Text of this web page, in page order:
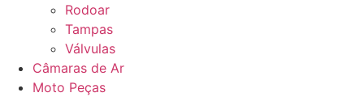
Rodoar
Tampas
Válvulas
Câmaras de Ar
Moto Peças